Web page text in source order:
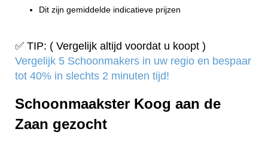
Dit zijn gemiddelde indicatieve prijzen
✅ TIP: ( Vergelijk altijd voordat u koopt )
Vergelijk 5 Schoonmakers in uw regio en bespaar
tot 40% in slechts 2 minuten tijd!
Schoonmaakster Koog aan de
Zaan gezocht